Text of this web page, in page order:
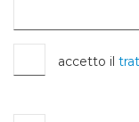
accetto il